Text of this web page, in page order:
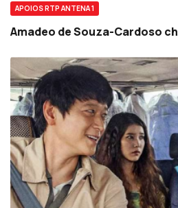
APOIOS RTP ANTENA 1
Amadeo de Souza-Cardoso